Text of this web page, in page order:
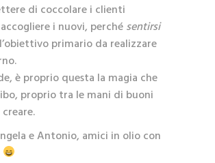
di coccolare i clienti
i nuovi, perchésentirsi
primario da realizzare
è proprio questa la magia che
proprio tra le mani di buoni
e Antonio, amici in olio con